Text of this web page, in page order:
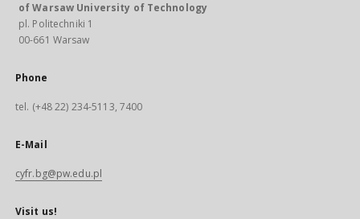
of Warsaw University of Technology
pl. Politechniki 1
00-661 Warsaw
Phone
tel. (+48 22) 234-5113, 7400
E-Mail
cyfr.bg@pw.edu.pl
Visit us!